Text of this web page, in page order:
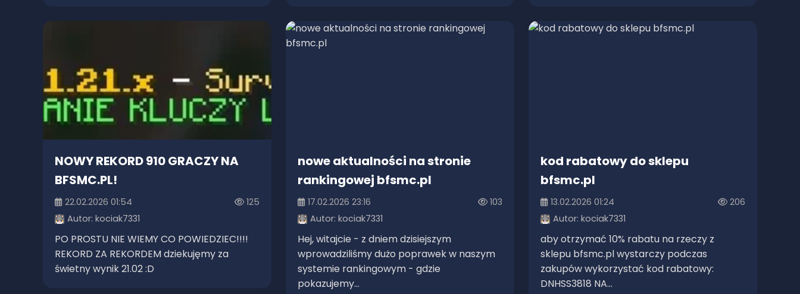
NOWY REKORD 910 GRACZY NA
BFSMC.PL!
22.02.2026 01:54
125
Autor: kociak7331
PO PROSTU NIE WIEMY CO POWIEDZIEC!!!!
REKORD ZA REKORDEM dziekujęmy za
świetny wynik 21.02 :D
nowe aktualności na stronie
rankingowej bfsmc.pl
17.02.2026 23:16
103
Autor: kociak7331
Hej, witajcie - z dniem dzisiejszym
wprowadziliśmy dużo poprawek w naszym
systemie rankingowym - gdzie
pokazujemy...
kod rabatowy do sklepu
bfsmc.pl
13.02.2026 01:24
206
Autor: kociak7331
aby otrzymać 10% rabatu na rzeczy z
sklepu bfsmc.pl wystarczy podczas
zakupów wykorzystać kod rabatowy:
DNHSS3818 NA...